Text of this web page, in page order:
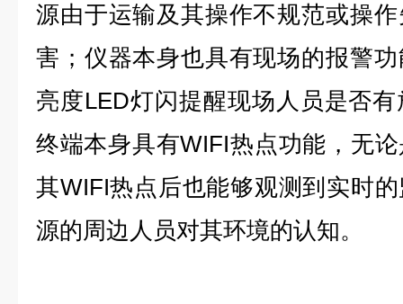
源由于运输及其操作不规范或操
害；仪器本身也具有现场的报警
亮度LED灯闪提醒现场人员是否
终端本身具有WIFI热点功能，无
其WIFI热点后也能够观测到实时
源的周边人员对其环境的认知。